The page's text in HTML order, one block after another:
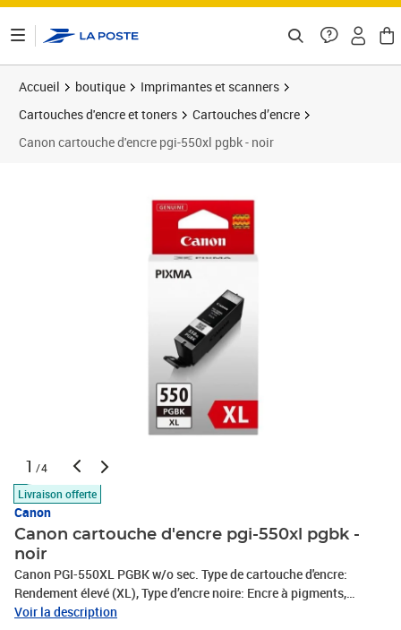
Accueil boutique
Imprimantes et scanners
Cartouches d'encre et toners
Cartouches d’encre
Canon cartouche d'encre pgi-550xl pgbk - noir
1 /4
Livraison offerte
Canon
Canon cartouche d'encre pgi-550xl pgbk -
noir
Canon PGI-550XL PGBK w/o sec. Type de cartouche d'encre:
Rendement élevé (XL), Type d’encre noire: Encre à pigments,
Quantité: 1 pièce(s)
Voir la description